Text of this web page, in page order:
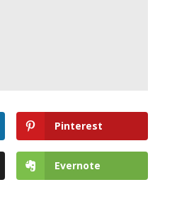
Pinterest
Evernote